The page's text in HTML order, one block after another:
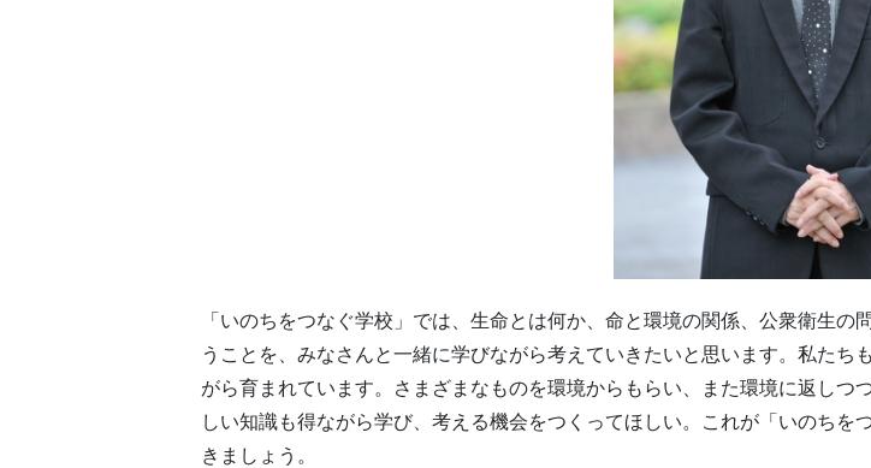
「いのちをつなぐ学校」では、生命とは何か、命と環境の関係、公衆衛生
うことを、みなさんと一緒に学びながら考えていきたいと思います。私た
がら育まれています。さまざまなものを環境からもらい、また環境に返し
しい知識も得ながら学び、考える機会をつくってほしい。これが「いのち
きましょう。